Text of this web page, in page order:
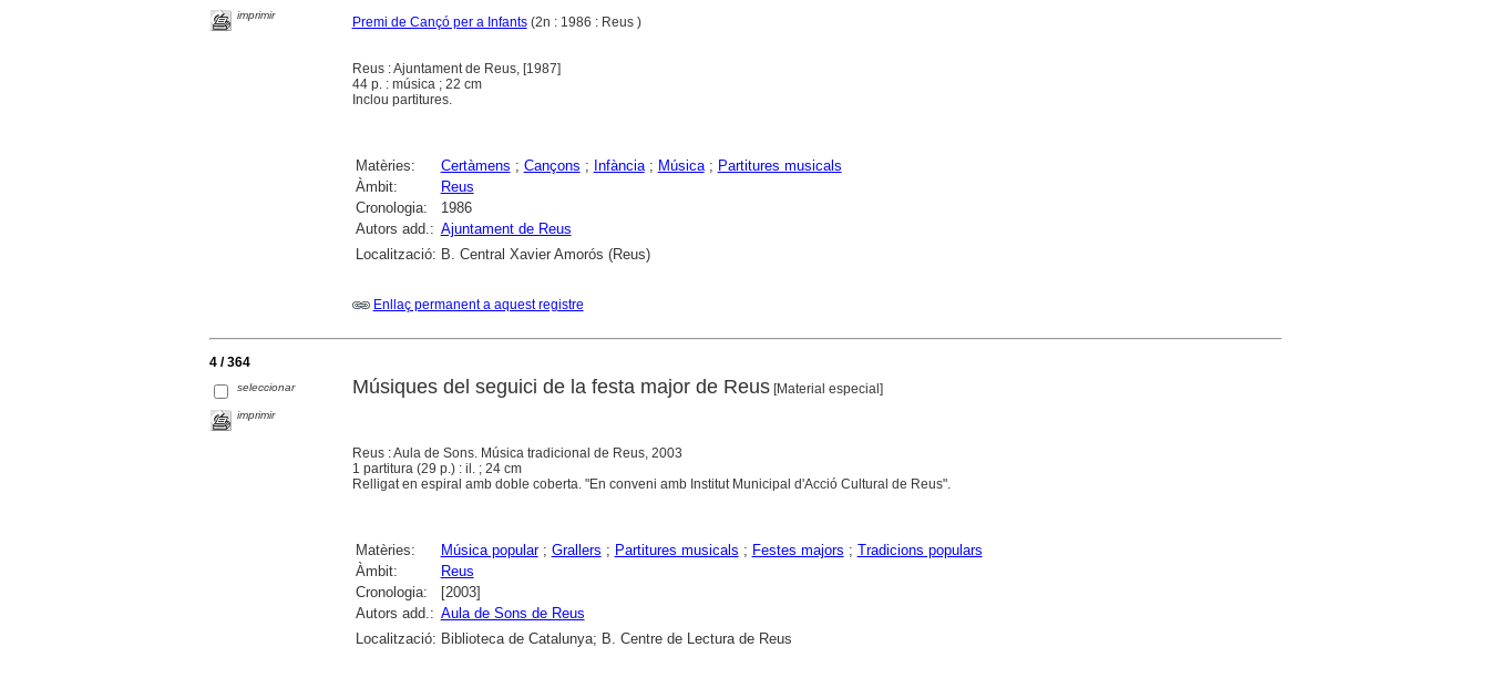
imprimir Premi de Cançó per a Infants(2n : 1986 : Reus )
Reus : Ajuntament de Reus, [1987]
44 p. : música ; 22 cm
Inclou partitures.
Matèries: Certàmens ; Cançons ; Infància; Música; Partitures musicals
Àmbit:
Reus
Cronologia:
1986
Autors add.: Ajuntament de Reus
Localització: B. Central Xavier Amorós (Reus)
Enllaç permanent a aquest registre
4 / 364
seleccionar
imprimir
Músiques del seguici de la festa major de Reus[Material especial]
Reus : Aula de Sons. Música tradicional de Reus, 2003
1 partitura (29 p.) : il. ; 24 cm
Relligat en espiral amb doble coberta. "En conveni amb Institut Municipal d'Acció Cultural de Reus".
Matèries: Música popular; Grallers ; Partitures musicals ; Festes majors ; Tradicions populars
Àmbit:
Reus
Cronologia:
[2003]
Autors add.: Aula de Sons de Reus
Localització: Biblioteca de Catalunya; B. Centre de Lectura de Reus